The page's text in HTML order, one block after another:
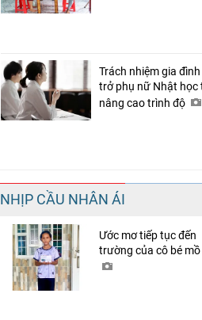
Trách nhiệm gia
trở phụ nữ Nhật học
nâng cao trình độ
NHỊP CẦU NHÂN ÁI
Ước mơ tiếp tục đến
trường của cô bé